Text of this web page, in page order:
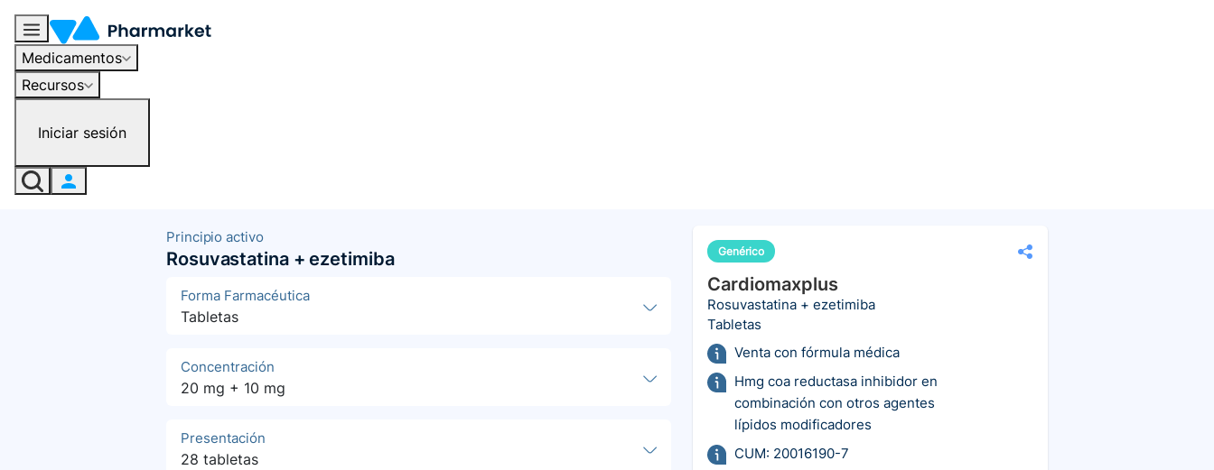
Medicamentos
Recursos
Iniciar sesión
Principio activo
Rosuvastatina + ezetimiba
Forma Farmacéutica
Tabletas
Concentración
20 mg + 10 mg
Presentación
28 tabletas
Genérico
Cardiomaxplus
Rosuvastatina + ezetimiba
Tabletas
Venta con fórmula médica
Hmg coa reductasa inhibidor en
combinación con otros agentes
lípidos modificadores
CUM: 20016190-7